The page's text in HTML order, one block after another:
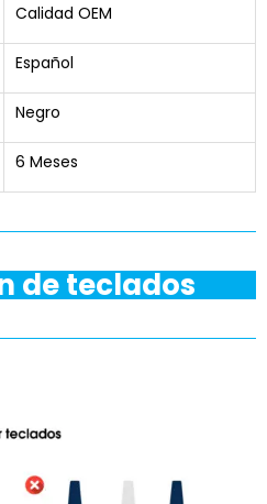
Calidad OEM
Español
Negro
6 Meses
de teclados